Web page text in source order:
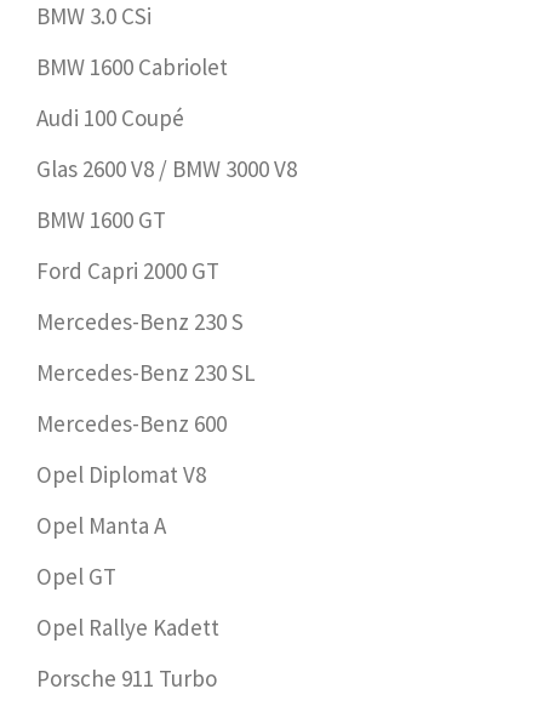
BMW 3.0 CSi
BMW 1600 Cabriolet
Audi 100 Coupé
Glas 2600 V8 / BMW 3000 V8
BMW 1600 GT
Ford Capri 2000 GT
Mercedes-Benz 230 S
Mercedes-Benz 230 SL
Mercedes-Benz 600
Opel Diplomat V8
Opel Manta A
Opel GT
Opel Rallye Kadett
Porsche 911 Turbo